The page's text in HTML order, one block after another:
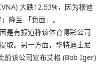
大跌12.53%，因为穆迪
降至 「负面」。
是有报道称该体育博彩公司
取。另一方面，华特迪士尼
前该公司宣布艾格 (Bob Iger)